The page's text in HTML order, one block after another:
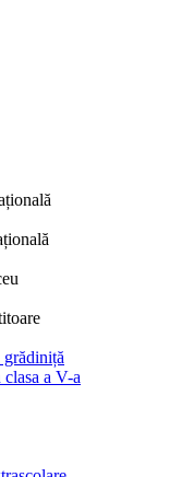
grădiniță
a V-a